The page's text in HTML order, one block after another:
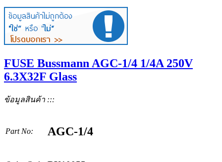
FUSE Bussmann AGC-1/4 1/4A 250V
6.3X32F Glass
ข้อมูลสินค้า :::
Part No: AGC-1/4